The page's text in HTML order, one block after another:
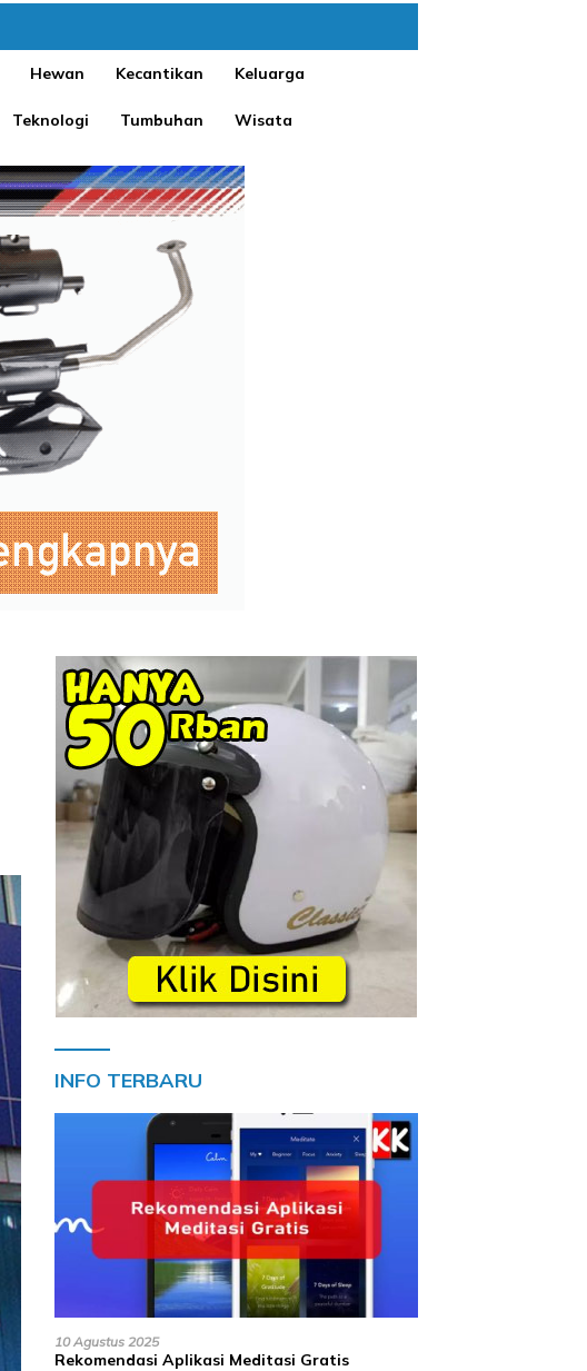
Hewan Kecantikan Keluarga
Teknologi Tumbuhan Wisata
INFO TERBARU
10 Agustus 2025
Rekomendasi Aplikasi Meditasi Gratis